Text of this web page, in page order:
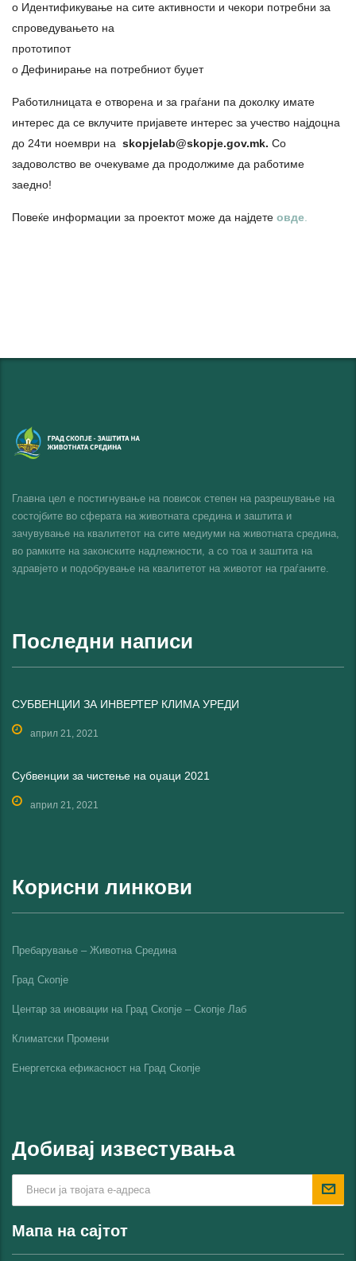
o Идентификување на сите активности и чекори потребни за
спроведувањето на
прототипот
o Дефинирање на потребниот буџет
Работилницата е отворена и за граѓани па доколку имате
интерес да се вклучите пријавете интерес за учество најдоцна
до 24ти ноември на skopjelab@skopje.gov.mk. Со
задоволство ве очекуваме да продолжиме да работиме
заедно!
Повеќе информации за проектот може да најдете овде
Главна цел е постигнување на повисок степен на разрешување на
состојбите во сферата на животната средина и заштита и
зачувување на квалитетот на сите медиуми на животната средина,
во рамките на законските надлежности, а со тоа и заштита на
здравјето и подобрување на квалитетот на животот на граѓаните.
Последни написи
СУБВЕНЦИИ ЗА ИНВЕРТЕР КЛИМА УРЕДИ
април 21, 2021
Субвенции за чистење на оџаци 2021
април 21, 2021
Корисни линкови
Пребарување – Животна Средина
Град Скопје
Центар за иновации на Град Скопје – Скопје Лаб
Климатски Промени
Енергетска ефикасност на Град Скопјe
Добивај известувања
Мапа на сајтот